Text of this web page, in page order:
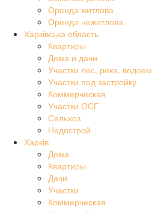
Оренда житлова
Оренда нежитлова
Харківська область
Квартиры
Дома и дачи
Участки лес, река, водоем
Участки под застройку
Коммерческая
Участки ОСГ
Сельхоз
Недострой
Харків
Дома
Квартиры
Дачи
Участки
Коммерческая